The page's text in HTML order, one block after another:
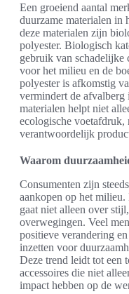
Een groeiend aantal
duurzame materialen in
deze materialen zijn
polyester. Biologisch
gebruik van schadelijke
voor het milieu en de
polyester is afkomstig
vermindert de afvalberg
materialen helpt niet
ecologische voetafdruk,
verantwoordelijk
Waarom
Consumenten zijn
aankopen op het milieu.
gaat niet alleen over
overwegingen. Veel
positieve verandering
inzetten voor
Deze trend leidt tot een
accessoires die niet
impact hebben op de